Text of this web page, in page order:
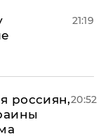
21:19
россиян,20:52